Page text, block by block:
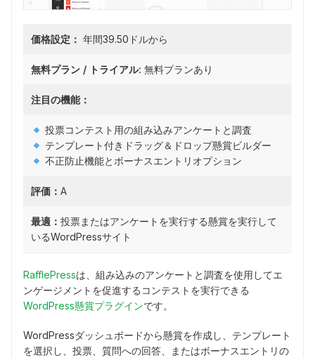
価格設定： 年間39.50ドルから
無料プラン / トライアル: 無料プランあり
注目の機能：
投票コンテスト用の組み込みアンケートと調査
テンプレート付きドラッグ＆ドロップ懸賞ビルダー
不正防止機能とボーナスエントリオプション
評価： A
最適： 投票またはアンケートを実行する懸賞を実行して
いるWordPressサイト
RafflePressは、組み込みのアンケートと調査を使用してエ
ンゲージメントを促進するコンテストを実行できる
WordPress懸賞プラグインです。
WordPressダッシュボードから懸賞を作成し、テンプレート
を選択し、投票、質問への回答、またはボーナスエントリの